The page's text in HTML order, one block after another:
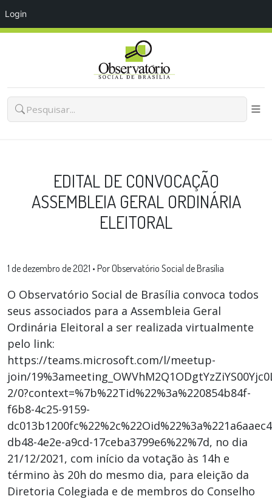
Login
EDITAL DE CONVOCAÇÃO
ASSEMBLEIA GERAL ORDINÁRIA
ELEITORAL
1 de dezembro de 2021 • Por Observatório Social de Brasília
O Observatório Social de Brasília convoca todos
seus associados para a Assembleia Geral
Ordinária Eleitoral a ser realizada virtualmente
pelo link:
https://teams.microsoft.com/l/meetup-
join/
2/0?context=%7b%22Tid%22%3a%220854b84f-
f6b8-4c25-9159-
db48-4e2e-a9cd-17ceba3799e6%22%7d, no dia
21/12/2021, com início da votação às 14h e
término às 20h do mesmo dia, para eleição da
Diretoria Colegiada e de membros do Conselho